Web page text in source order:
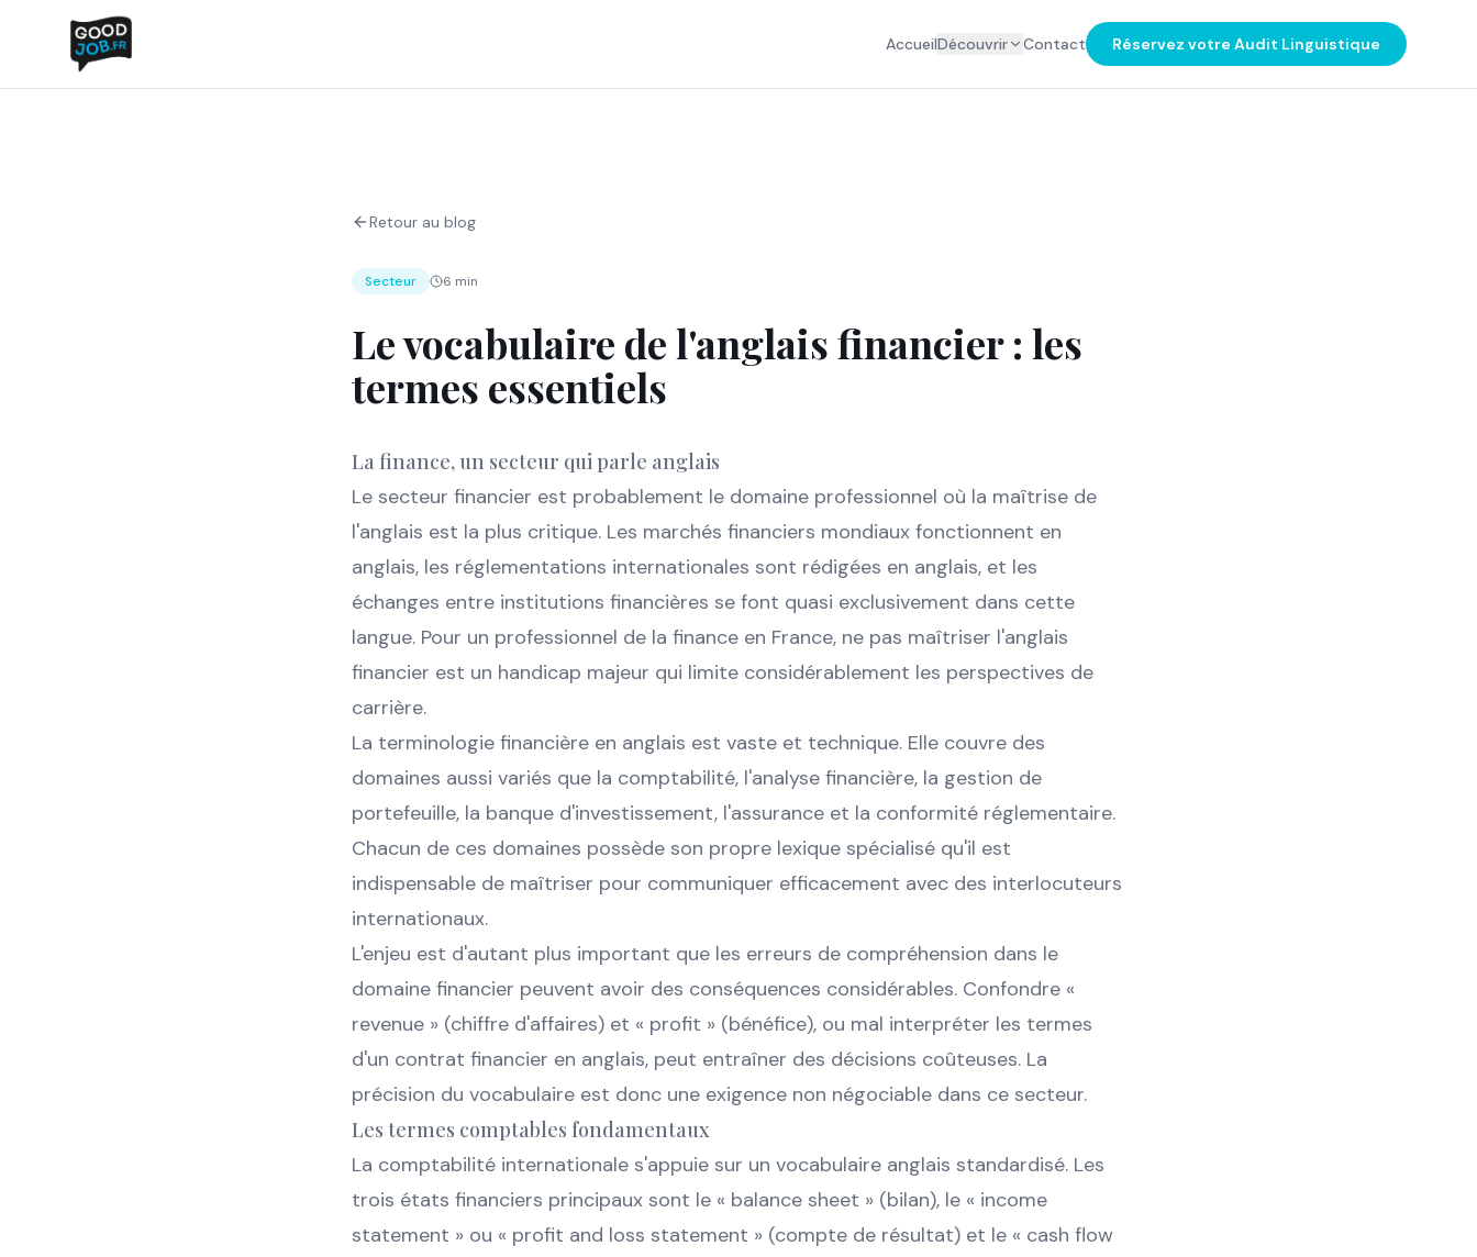
AccueilDécouvrir Contact Réservez votre Audit Linguistique
Retour au blog
Secteur 6 min
Le vocabulaire de l'anglais financier : les
termes essentiels
La finance, un secteur qui parle anglais
Le secteur financier est probablement le domaine professionnel où la maîtrise de
l'anglais est la plus critique. Les marchés financiers mondiaux fonctionnent en
anglais, les réglementations internationales sont rédigées en anglais, et les
échanges entre institutions financières se font quasi exclusivement dans cette
langue. Pour un professionnel de la finance en France, ne pas maîtriser l'anglais
financier est un handicap majeur qui limite considérablement les perspectives de
carrière.
La terminologie financière en anglais est vaste et technique. Elle couvre des
domaines aussi variés que la comptabilité, l'analyse financière, la gestion de
portefeuille, la banque d'investissement, l'assurance et la conformité réglementaire.
Chacun de ces domaines possède son propre lexique spécialisé qu'il est
indispensable de maîtriser pour communiquer efficacement avec des interlocuteurs
internationaux.
L'enjeu est d'autant plus important que les erreurs de compréhension dans le
domaine financier peuvent avoir des conséquences considérables. Confondre «
revenue » (chiffre d'affaires) et « profit » (bénéfice), ou mal interpréter les termes
d'un contrat financier en anglais, peut entraîner des décisions coûteuses. La
précision du vocabulaire est donc une exigence non négociable dans ce secteur.
Les termes comptables fondamentaux
La comptabilité internationale s'appuie sur un vocabulaire anglais standardisé. Les
trois états financiers principaux sont le « balance sheet » (bilan), le « income
statement » ou « profit and loss statement » (compte de résultat) et le « cash flow